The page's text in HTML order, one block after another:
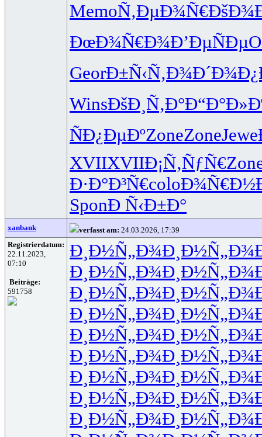
MemoÑ‚ÐµÐ¾Ñ€
ÐœÐ¾Ñ€Ð¾Ð’ÐµÑÐµ
GeorÐ±Ñ‹Ñ‚Ð¾
WinsÐšÐ¸Ñ‚Ð°
ÑÐ¿ÐµÐºZoneZoneJewe
XVIIXVIIÐ¡Ñ‚ÑƒÑ€
Ð·Ð°Ð³Ñ€colo
SponÐ Ñ‹Ð±Ð°
xanbank verfasst am: 24.03.2026, 17:39
Registrierdatum:
22.11.2023,
07:10
Beiträge:
591758
Ð¸Ð½Ñ„Ð¾Ð¸Ð½Ñ„Ð¾
Ð¸Ð½Ñ„Ð¾Ð¸Ð½Ñ„Ð¾
Ð¸Ð½Ñ„Ð¾Ð¸Ð½Ñ„Ð¾
Ð¸Ð½Ñ„Ð¾Ð¸Ð½Ñ„Ð¾
Ð¸Ð½Ñ„Ð¾Ð¸Ð½Ñ„Ð¾
Ð¸Ð½Ñ„Ð¾Ð¸Ð½Ñ„Ð¾
Ð¸Ð½Ñ„Ð¾Ð¸Ð½Ñ„Ð¾
Ð¸Ð½Ñ„Ð¾Ð¸Ð½Ñ„Ð¾
Ð¸Ð½Ñ„Ð¾Ð¸Ð½Ñ„Ð¾